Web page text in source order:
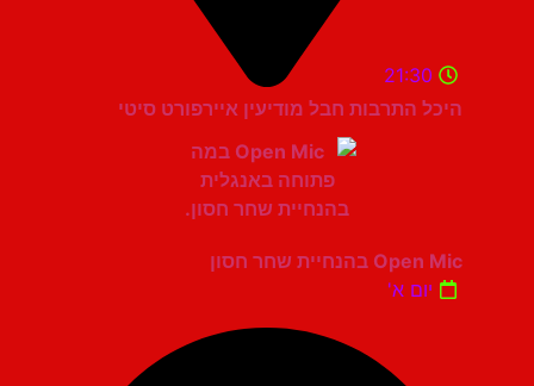
היכל התרבות חבל מודיעין איירפורט סיטי
21:30
Open Mic בהנחיית שחר חסון
יום א'